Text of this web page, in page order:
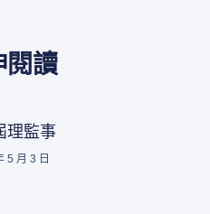
讀
理監事
5 月 3 日